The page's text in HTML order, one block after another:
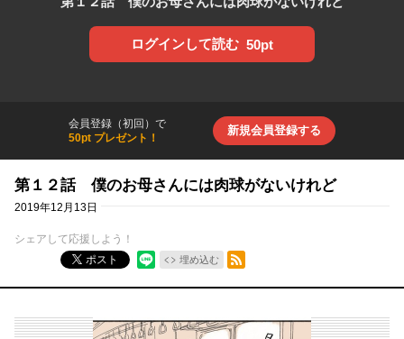
ログインして読む 50pt
会員登録（初回）で
50pt プレゼント！
新規会員登録する
第１２話 僕のお母さんには肉球がないけれど
2019年12月13日
シェアして応援しよう！
ポスト
埋め込む
RSSフィード